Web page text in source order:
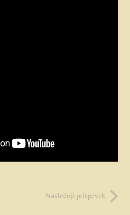
Naslednji prispevek